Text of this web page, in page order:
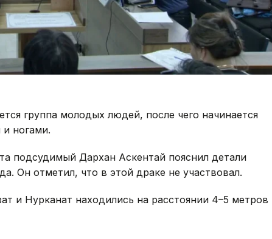
группа молодых людей, после чего начинается
ногами.
подсудимый Дархан Аскентай пояснил детали
Он отметил, что в этой драке не участвовал.
и Нурканат находились на расстоянии 4–5 метров